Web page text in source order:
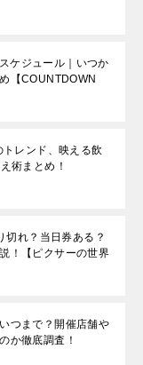
ケジュール｜いつか
【COUNTDOWN
レンド、映える飲
術まとめ！
切れ？当日券ある？
！【ピクサーの世界
つまで？開催店舗や
か徹底調査！